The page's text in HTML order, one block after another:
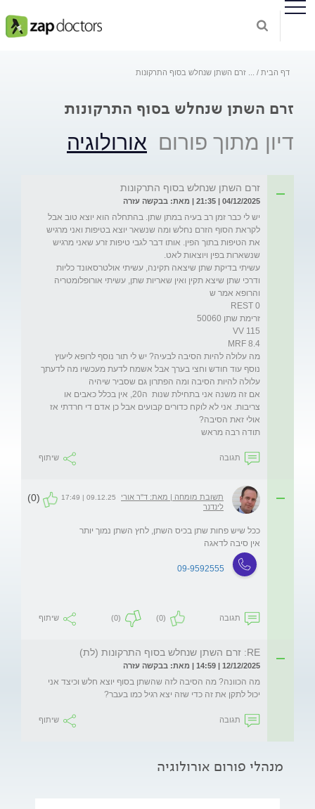
דף הבית זרם השתן שנחלש בסוף התרקונות
זרם השתן שנחלש בסוף התרקונות
דיון מתוך פורום אורולוגיה
זרם השתן שנחלש בסוף התרקונות
04/12/2025 | 21:35 | מאת: בבקשה עזרה
יש לי כבר זמן רב בעיה במתן שתן. בהתחלה הוא יוצא טוב אבל
לקראת הסוף הזרם נחלש ומה שנשאר יוצא בטיפות ואני מרגיש
את הטיפות בתוך הפין. אותו דבר לגבי טיפות זרע שאני מרגיש
עשיתי בדיקת שתן שיצאה תקינה, עשיתי אולטרסאונד כליות
ודרכי שתן שיצא תקין ואין שאריות שתן, עשיתי אורופלומטריה
מה עלולה להיות הסיבה לבעיה? יש לי תור נוסף לרופא ליעוץ
נוסף עוד חודש וחצי בערך אבל אשמח לדעת מעכשיו מה לדעתך
אם זה משנה אני בתחילת שנות  ה20, אין בכלל כאבים או
צריבות. אני לא לוקח כדורים קבועים אבל כן אדם די חרדתי אז
תודה רבה מראש
תגובה שיתוף
תשובת מומחה | מאת: ד"ר אורי
לינדנר
09.12.25 | 17:49
(0)
אין סיבה לדאגה
09-9592555
תגובה (0)
(0) שיתוף
RE: זרם השתן שנחלש בסוף התרקונות (לת)
12/12/2025 | 14:59 | מאת: בבקשה עזרה
מה הכוונה? מה הסיבה לזה שהשתן בסוף יוצא חלש וכיצד אני
יכול לתקן את זה כדי שזה יצא רגיל כמו בעבר?
תגובה שיתוף
מנהלי פורום אורולוגיה